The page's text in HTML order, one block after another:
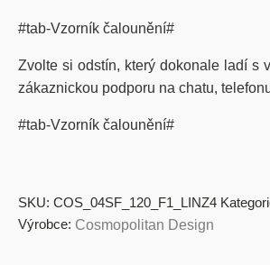
#tab-Vzorník čalounění#
Zvolte si odstín, který dokonale ladí s
zákaznickou podporu na chatu,
#tab-Vzorník čalounění#
SKU: COS_04SF_120_F1_LINZ4
Výrobce: Cosmopolitan Design